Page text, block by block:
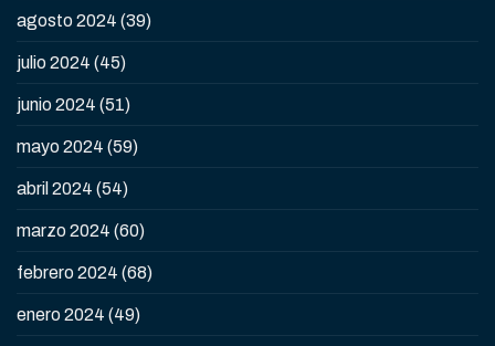
agosto 2024 (39)
julio 2024 (45)
junio 2024 (51)
mayo 2024 (59)
abril 2024 (54)
marzo 2024 (60)
febrero 2024 (68)
enero 2024 (49)